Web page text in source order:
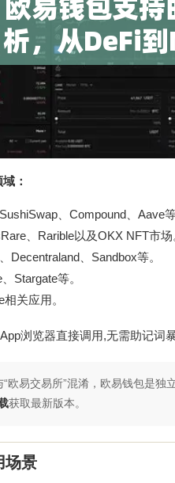
：
、Compound、Aave
、Rarible以及OKX NFT市场
Decentraland、Sandbox等。
Stargate等。
关应用。
浏览器直接调用,无需助记词暴
“欧易交易所”混淆，欧易钱包是
获取最新版本。
场景